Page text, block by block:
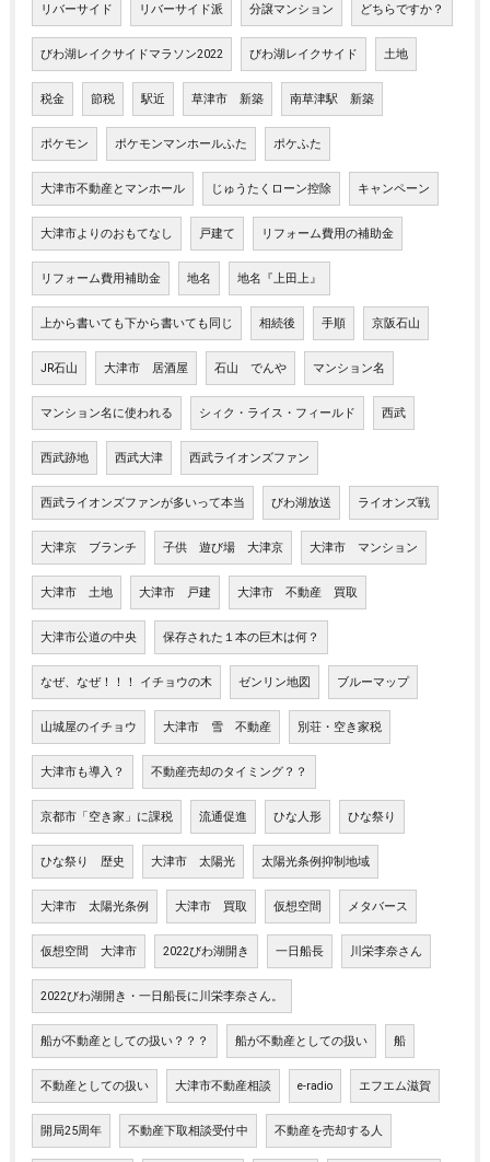
リバーサイド リバーサイド派 分譲マンション どちらですか？
びわ湖レイクサイドマラソン2022 びわ湖レイクサイド 土地
税金 節税 駅近 草津市 新築 南草津駅 新築
ポケモン ポケモンマンホールふた ポケふた
大津市不動産とマンホール じゅうたくローン控除 キャンペーン
大津市よりのおもてなし 戸建て リフォーム費用の補助金
リフォーム費用補助金 地名 地名『上田上』
上から書いても下から書いても同じ 相続後 手順 京阪石山
JR石山 大津市 居酒屋 石山 でんや マンション名
マンション名に使われる シィク・ライス・フィールド 西武
西武跡地 西武大津 西武ライオンズファン
西武ライオンズファンが多いって本当 びわ湖放送 ライオンズ戦
大津京 ブランチ 子供 遊び場 大津京 大津市 マンション
大津市 土地 大津市 戸建 大津市 不動産 買取
大津市公道の中央 保存された１本の巨木は何？
なぜ、なぜ！！！ イチョウの木 ゼンリン地図 ブルーマップ
山城屋のイチョウ 大津市 雪 不動産 別荘・空き家税
大津市も導入？ 不動産売却のタイミング？？
京都市「空き家」に課税 流通促進 ひな人形 ひな祭り
ひな祭り 歴史 大津市 太陽光 太陽光条例抑制地域
大津市 太陽光条例 大津市 買取 仮想空間 メタバース
仮想空間 大津市 2022びわ湖開き 一日船長 川栄李奈さん
2022びわ湖開き・一日船長に川栄李奈さん。
船が不動産としての扱い？？？ 船が不動産としての扱い 船
不動産としての扱い 大津市不動産相談 e-radio エフエム滋賀
開局25周年 不動産下取相談受付中 不動産を売却する人